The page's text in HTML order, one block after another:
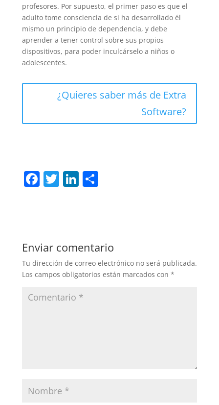
profesores. Por supuesto, el primer paso es que el
adulto tome consciencia de si ha desarrollado él
mismo un principio de dependencia, y debe
aprender a tener control sobre sus propios
dispositivos, para poder inculcárselo a niños o
adolescentes.
¿Quieres saber más de Extra
Software?
F
a
b
o
o
T
w
Li
n
dI
n
C
ar
tir
Enviar comentario
Tu dirección de correo electrónico no será publicada.
Los campos obligatorios están marcados con *